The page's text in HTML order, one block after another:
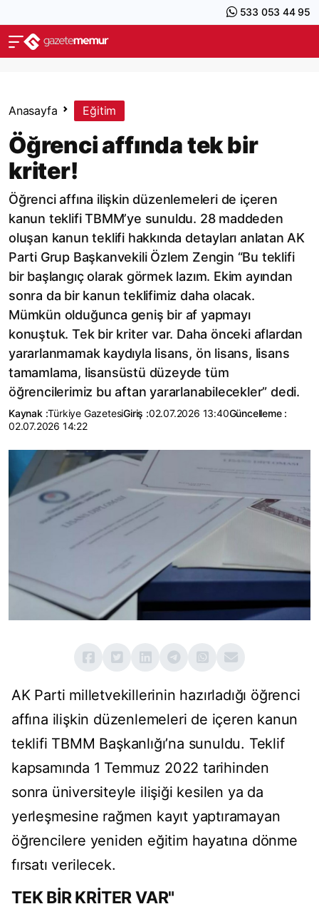
533 053 44 95
Anasayfa Eğitim
Öğrenci affında tek bir
kriter!
Öğrenci affına ilişkin düzenlemeleri de içeren
kanun teklifi TBMM’ye sunuldu. 28 maddeden
oluşan kanun teklifi hakkında detayları anlatan AK
Parti Grup Başkanvekili Özlem Zengin “Bu teklifi
bir başlangıç olarak görmek lazım. Ekim ayından
sonra da bir kanun teklifimiz daha olacak.
Mümkün olduğunca geniş bir af yapmayı
konuştuk. Tek bir kriter var. Daha önceki aflardan
yararlanmamak kaydıyla lisans, ön lisans, lisans
tamamlama, lisansüstü düzeyde tüm
öğrencilerimiz bu aftan yararlanabilecekler” dedi.
Kaynak :Türkiye GazetesiGiriş :02.07.2026 13:40Güncelleme :
02.07.2026 14:22
AK Parti milletvekillerinin hazırladığı öğrenci
affına ilişkin düzenlemeleri de içeren kanun
teklifi TBMM Başkanlığı’na sunuldu. Teklif
kapsamında 1 Temmuz 2022 tarihinden
sonra üniversiteyle ilişiği kesilen ya da
yerleşmesine rağmen kayıt yaptıramayan
öğrencilere yeniden eğitim hayatına dönme
fırsatı verilecek.
TEK BİR KRİTER VAR"